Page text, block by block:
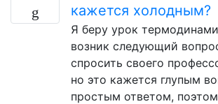
кажется холодным?
Я беру урок
возник следующий
спросить своего
но это кажется глупым
простым ответом,